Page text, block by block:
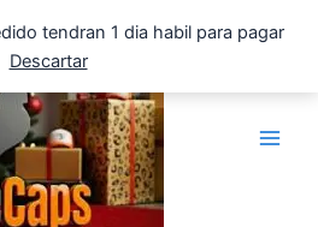
tendran 1 dia habil para pagar
Descartar